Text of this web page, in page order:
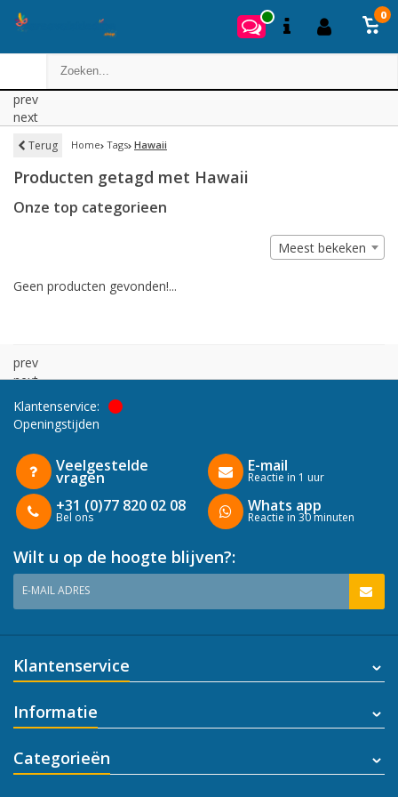
0
prev
next
Terug Home Tags Hawaii
Producten getagd met Hawaii
Onze top categorieen
Meest bekeken
Geen producten gevonden!...
prev
next
Klantenservice:
Openingstijden
Veelgestelde
vragen
+31 (0)77 820 02 08
Bel ons
E-mail
Reactie in 1 uur
Whats app
Reactie in 30 minuten
Wilt u op de hoogte blijven?:
E-MAIL ADRES
Klantenservice
Informatie
Categorieën